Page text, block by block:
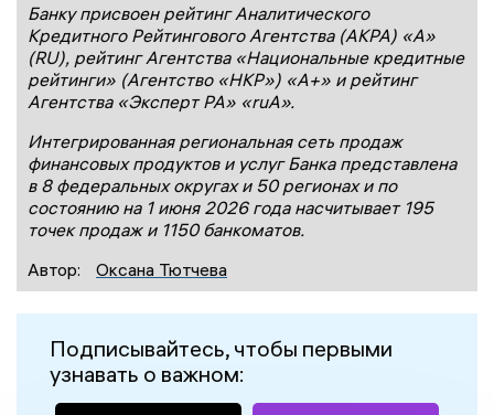
Банку присвоен рейтинг Аналитического
Кредитного Рейтингового Агентства (АКРА) «А»
(RU), рейтинг Агентства «Национальные кредитные
рейтинги» (Агентство «НКР») «А+» и рейтинг
Агентства «Эксперт РА» «ruА».
Интегрированная региональная сеть продаж
финансовых продуктов и услуг Банка представлена
в 8 федеральных округах и 50 регионах и по
состоянию на 1 июня 2026 года насчитывает 195
точек продаж и 1150 банкоматов.
Автор:
Оксана Тютчева
Подписывайтесь, чтобы первыми
узнавать о важном: